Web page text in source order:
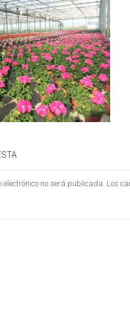
electrónico no será publicada. Los